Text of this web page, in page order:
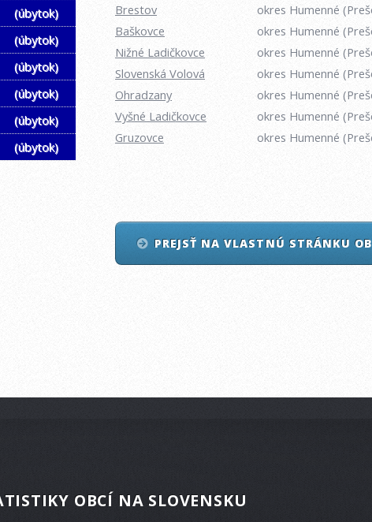
(úbytok)
(úbytok)
(úbytok)
(úbytok)
(úbytok)
(úbytok)
Brestov
okres Humenné
Baškovce
okres Humenné
Nižné Ladičkovce
okres Humenné
Slovenská Volová
okres Humenné
Ohradzany
okres Humenné
Vyšné Ladičkovce
okres Humenné
Gruzovce
okres Humenné
PREJSŤ NA VLASTNÚ STRÁNKU
OBCÍ NA SLOVENSKU